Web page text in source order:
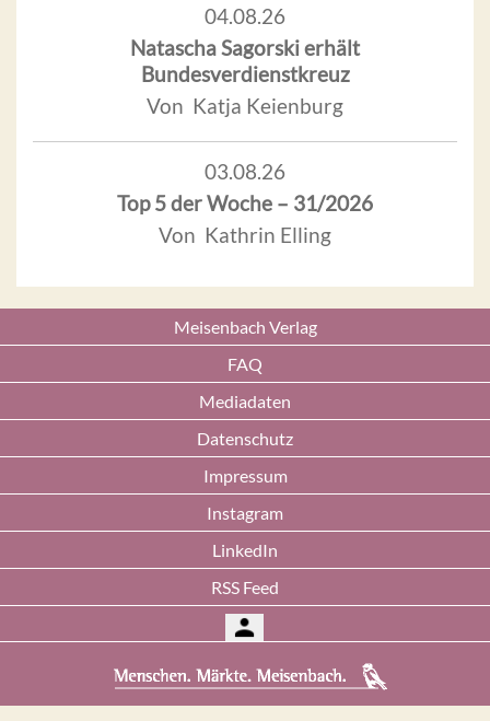
04.08.26
Natascha Sagorski erhält
Bundesverdienstkreuz
Von Katja Keienburg
03.08.26
Top 5 der Woche – 31/2026
Von Kathrin Elling
Meisenbach Verlag
FAQ
Mediadaten
Datenschutz
Impressum
Instagram
LinkedIn
RSS Feed